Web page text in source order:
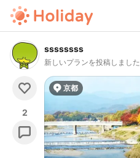
ssssssss
新しいプランを投稿しました
2
京都